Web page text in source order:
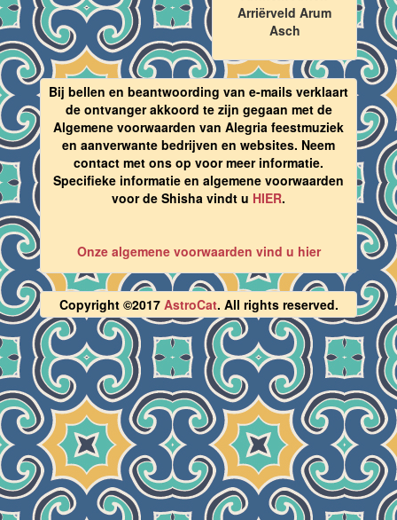
Arriërveld Arum
Asch
Bij bellen en beantwoording van e-mails verklaart
de ontvanger akkoord te zijn gegaan met de
Algemene voorwaarden van Alegria feestmuziek
en aanverwante bedrijven en websites. Neem
contact met ons op voor meer informatie.
Specifieke informatie en algemene voorwaarden
voor de Shisha vindt u HIER.
Onze algemene voorwaarden vind u hier
Copyright ©2017 AstroCat. All rights reserved.